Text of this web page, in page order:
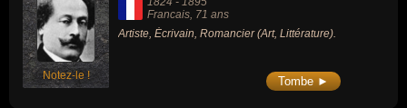
Notez-le !
Francais, 71 ans
Artiste, Écrivain, Romancier (Art, Littérature).
Tombe ►